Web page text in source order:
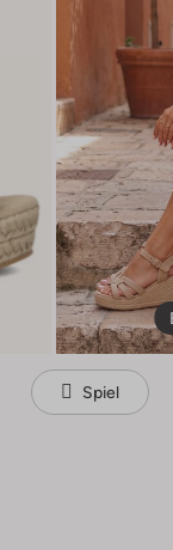
Spiel